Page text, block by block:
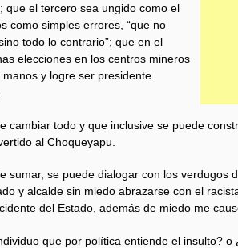
que el tercero sea ungido como el
como simples errores, “que no
todo lo contrario”; que en el
elecciones en los centros mineros
y logre ser presidente
cambiar todo y que inclusive se puede
al Choqueyapu.
sumar, se puede dialogar con los verdugos
y alcalde sin miedo abrazarse con el
del Estado, además de miedo me
que por política entiende el insulto? o